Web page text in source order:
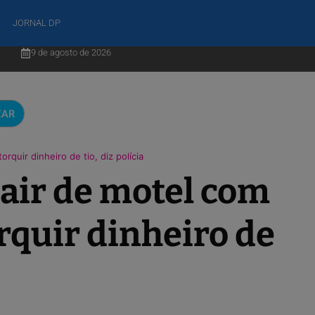
JORNAL DP
9 de agosto de 2026
dinheiro de tio, diz polícia
de motel com
dinheiro de